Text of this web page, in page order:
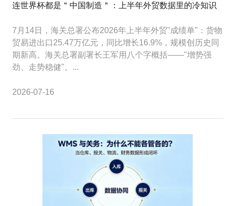
连世界杯都是＂中国制造＂：上半年外贸数据里的冷知识
7月14日，海关总署公布2026年上半年外贸"成绩单"：货物
贸易进出口25.47万亿元，同比增长16.9%，规模创历史同
期新高。海关总署副署长王军用八个字概括——"增势强
劲、走势稳健"。...
2026-07-16